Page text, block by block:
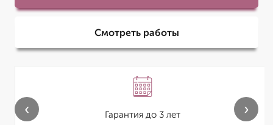
Смотреть работы
Гарантия до 3 лет
‹ ›